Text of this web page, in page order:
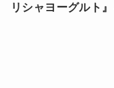
リシャヨーグルト』